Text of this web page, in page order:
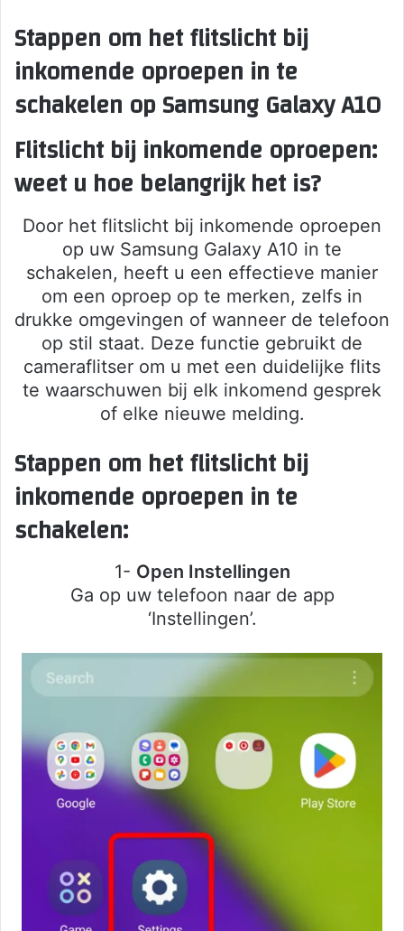
Stappen om het flitslicht bij
inkomende oproepen in te
schakelen op Samsung Galaxy A10
Flitslicht bij inkomende oproepen:
weet u hoe belangrijk het is?
Door het flitslicht bij inkomende oproepen
op uw Samsung Galaxy A10 in te
schakelen, heeft u een effectieve manier
om een oproep op te merken, zelfs in
drukke omgevingen of wanneer de telefoon
op stil staat. Deze functie gebruikt de
cameraflitser om u met een duidelijke flits
te waarschuwen bij elk inkomend gesprek
of elke nieuwe melding.
Stappen om het flitslicht bij
inkomende oproepen in te
schakelen:
1- Open Instellingen
Ga op uw telefoon naar de app
‘Instellingen’.